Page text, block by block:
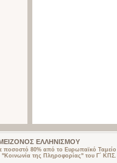
ΕΛΛΗΝΙΣΜΟΥ
ποσοστό 80% από το Ευρωπαϊκό
"Κοινωνία της Πληροφορίας" του Γ΄ ΚΠΣ.